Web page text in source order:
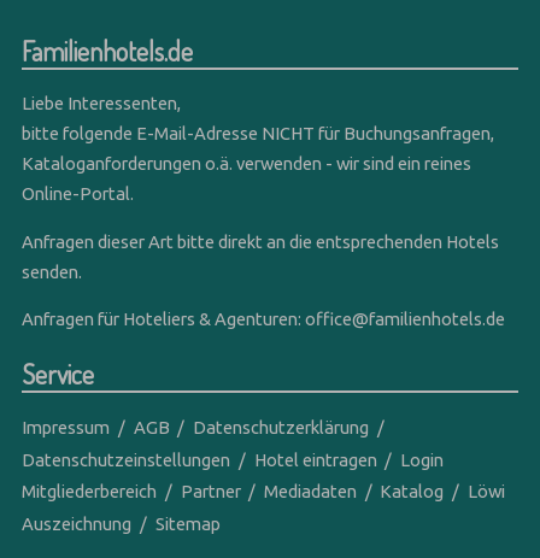
Familienhotels.de
Liebe Interessenten,
bitte folgende E-Mail-Adresse NICHT für Buchungsanfragen,
Kataloganforderungen o.ä. verwenden - wir sind ein reines
Online-Portal.
Anfragen dieser Art bitte direkt an die entsprechenden Hotels
senden.
Anfragen für Hoteliers & Agenturen:office@familienhotels.de
Service
Impressum AGB
Datenschutzerklärung
Datenschutzeinstellungen
Hotel eintragen
Login
Mitgliederbereich
Partner Mediadaten Katalog
Löwi
Auszeichnung
Sitemap